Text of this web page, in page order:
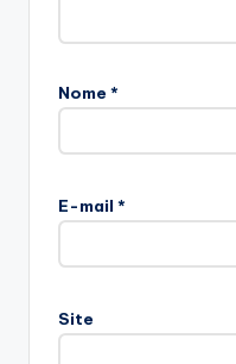
Nome *
E-mail *
Site